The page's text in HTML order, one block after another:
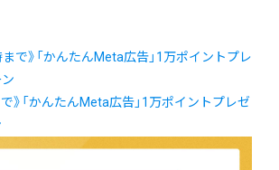
》「かんたんMeta広告」1万ポイントプレゼ